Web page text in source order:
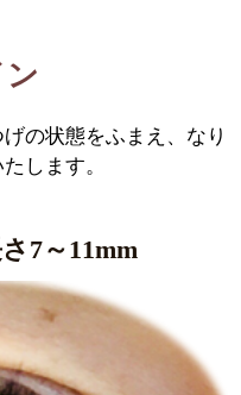
の状態をふまえ、なり
します。
7～11mm